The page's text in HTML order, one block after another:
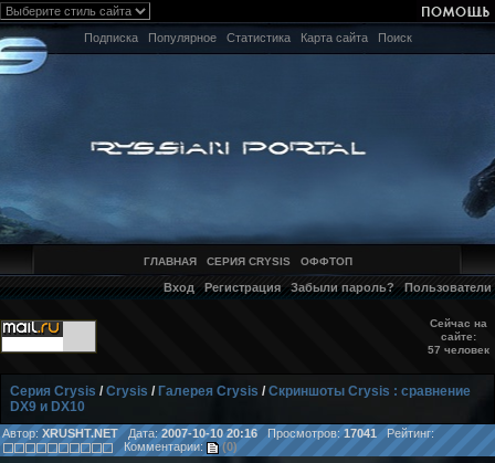
Подписка Популярное Статистика Карта сайта Поиск
ГЛАВНАЯ СЕРИЯ CRYSIS ОФФТОП
Вход Регистрация Забыли пароль? Пользователи
Сейчас на
сайте:
57 человек
Серия Crysis /Crysis / Галерея Crysis /Скриншоты Crysis : сравнение
DX9 и DX10
Автор: XRUSHT.NET Дата:2007-10-10 20:16Просмотров:17041Рейтинг:
Комментарии:
(0)